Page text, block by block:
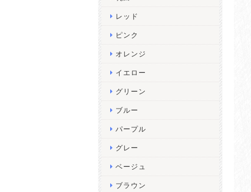
レッド
ピンク
オレンジ
イエロー
グリーン
ブルー
パープル
グレー
ベージュ
ブラウン